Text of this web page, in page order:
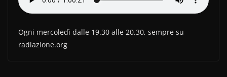
Ogni mercoledì dalle 19.30 alle 20.30, sempre su
radiazione.org